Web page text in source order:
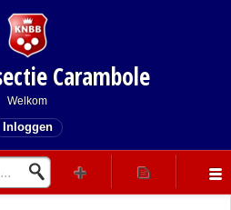
Carambole
Welkom
Inloggen